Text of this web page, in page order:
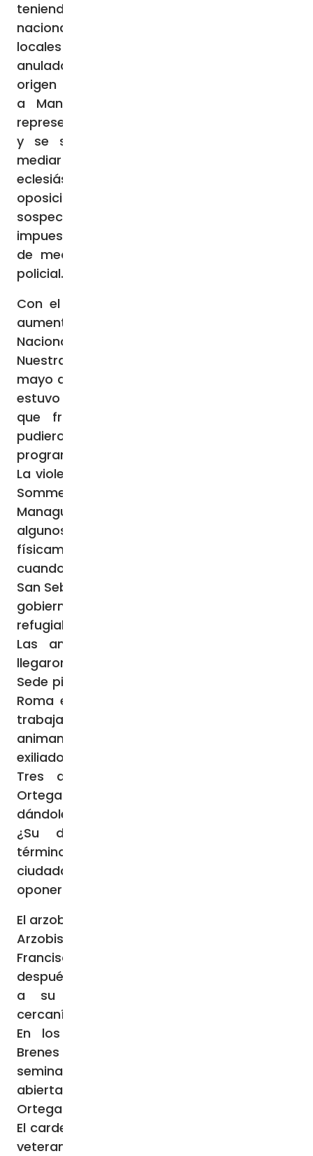
teniendo experiencia de la realidad política
nacional y de la condición de los obispos
locales en cada país. Esta función ha sido
anulada en Nicaragua. El arzobispo de
origen polaco Waldemar Sommertag llegó
a Managua a principios de 2018, para
representar al papa Francisco como nuncio,
y se suponía que también ayudaría a
mediar entre el gobierno y los líderes
eclesiásticos que se habían alineado con la
oposición en protestas por incendios
sospechosos en regiones indígenas,
impuestos a la seguridad social, supresión
de medios de comunicación y brutalidad
policial.
Con el número de muertos en constante
aumento, el gobierno accedió a un Diálogo
Nacional celebrado en el Seminario Nacional
Nuestra Señora de Fátima de Managua en
mayo de 2018. El arzobispo Leopoldo Brenes
estuvo en el centro de las negociaciones,
que fracasaron cuando las partes no
pudieron ponerse de acuerdo sobre el
programa.
La violencia se intensificó en pocos meses.
Sommertag, Brenes y el obispo auxiliar de
Managua, Silvio Báez Ortega, OCD, fueron
algunos de los eclesiásticos golpeados
físicamente en la ciudad de Diriamba
cuando intentaban proteger la Basílica de
San Sebastián de una turba instigada por el
gobierno y proteger a los fieles que se
refugiaban en su interior.
Las amenazas de muerte contra Báez
llegaron a ser tan intensas que la Santa
Sede pidió al obispo carmelita que viniera a
Roma en abril de 2019. (Báez ahora vive y
trabaja como pastor en Miami, Florida,
animando a la creciente comunidad de
exiliados nicaragüenses).
Tres años más tarde, el régimen de
Ortega-Murillo expulsó a Sommertag
dándole un plazo para abandonar el país.
¿Su delito? Supuestamente utilizó el
término «presos políticos» para referirse a
ciudadanos encarcelados injustamente por
oponerse al gobierno.
El arzobispo de Managua se queda solo
Arzobispo de Managua desde 2004, el Papa
Francisco creó cardenal a Brenes diez años
después, principalmente en reconocimiento
a su humilde dedicación pastoral y
cercanía a los pobres.
En los últimos cinco años, el cardenal
Brenes ha sido criticado -incluso por
seminaristas anónimos en una carta
abierta- por su timidez ante el control de
Ortega sobre la Iglesia.
El cardenal Brenes está solo: su auxiliar más
veterano está en el exilio; su sucesor